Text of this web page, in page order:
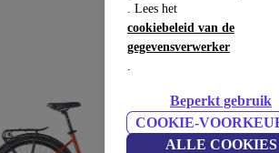
. Lees het
cookiebeleid van de
gegevensverwerker
.
Beperkt gebruik
COOKIE-
ALLE COOKIES